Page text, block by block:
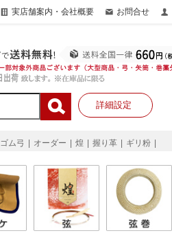
実店舗案内・会社概要 お問合せ
詳細設定
ゴム弓 オーダー 煌 握り革 ギリ粉